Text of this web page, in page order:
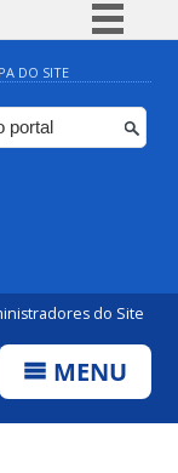
BR
DO SITE
do Site
MENU